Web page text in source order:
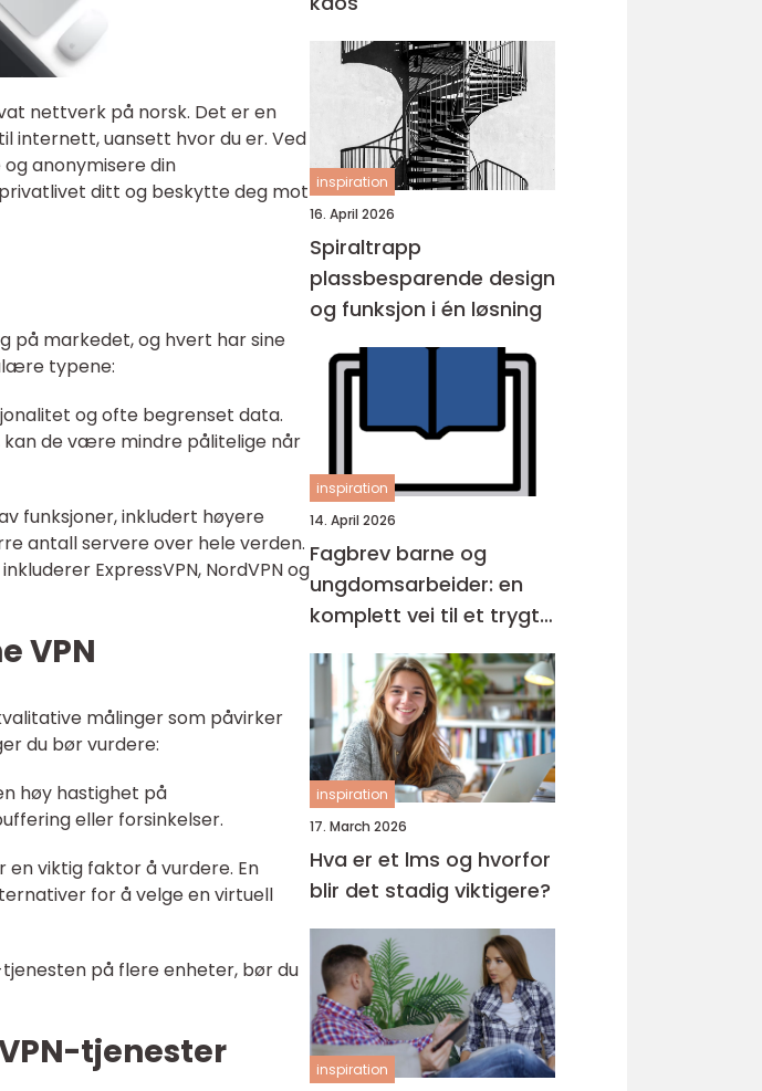
nettverk på norsk. Det er en
internett, uansett hvor du er. Ved
og anonymisere din
ditt og beskytte deg mot
på markedet, og hvert har sine
typene:
og ofte begrenset data.
de være mindre pålitelige når
funksjoner, inkludert høyere
antall servere over hele verden.
ExpressVPN, NordVPN og
VPN
målinger som påvirker
du bør vurdere:
høy hastighet på
eller forsinkelser.
en viktig faktor å vurdere. En
for å velge en virtuell
tjenesten på flere enheter, bør du
tjenester
inspiration
16. April 2026
Spiraltrapp
plassbesparende design
og funksjon i én løsning
inspiration
14. April 2026
Fagbrev barne og
ungdomsarbeider: en
komplett vei til et trygt
yrke
inspiration
17. March 2026
Hva er et lms og hvorfor
blir det stadig viktigere?
inspiration